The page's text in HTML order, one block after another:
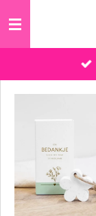
Ga
de
hoofdinhoud